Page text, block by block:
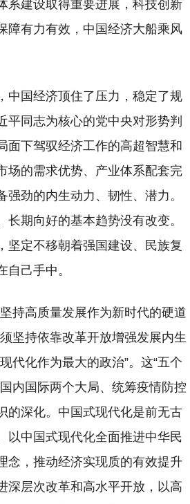
系建设取得重要进展，科技创新
障有力有效，中国经济大船乘风
中国经济顶住了压力，稳定了规
同志为核心的党中央对形势判
面下驾驭经济工作的高超智慧和
场的需求优势、产业体系配套完
劲的内生动力、韧性、潜力。
期向好的基本趋势没有改变。
坚定不移朝着强国建设、民族复
己手中。
持高质量发展作为新时代的硬道
坚持依靠改革开放增强发展内生
代化作为最大的政治”。这“五个
内国际两个大局、统筹疫情防控
的深化。中国式现代化是前无古
以中国式现代化全面推进中华民
念，推动经济实现质的有效提升
深层次改革和高水平开放，以高